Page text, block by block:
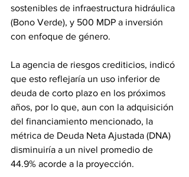
sostenibles de infraestructura hidráulica
(Bono Verde), y 500 MDP a inversión
con enfoque de género.
La agencia de riesgos crediticios, indicó
que esto reflejaría un uso inferior de
deuda de corto plazo en los próximos
años, por lo que, aun con la adquisición
del financiamiento mencionado, la
métrica de Deuda Neta Ajustada (DNA)
disminuiría a un nivel promedio de
44.9% acorde a la proyección.